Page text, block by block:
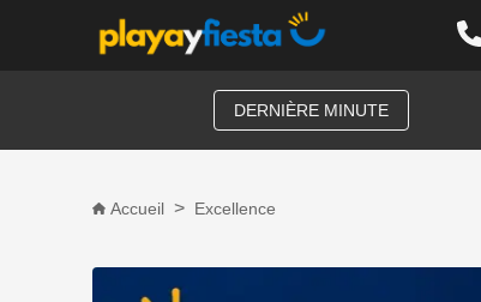
DERNIÈRE MINUTE
Accueil Excellence